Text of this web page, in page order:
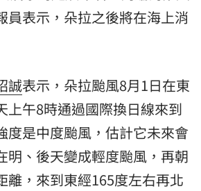
員表示，朵拉之後將在海上消
誠表示，朵拉颱風8月1日在東
上午8時通過國際換日線來到
度是中度颱風，估計它未來會
明、後天變成輕度颱風，再朝
離，來到東經165度左右再北